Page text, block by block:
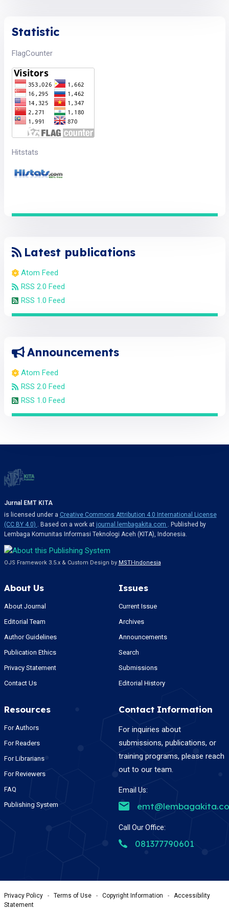
Statistic
FlagCounter
Hitstats
Latest publications
Atom Feed
RSS 2.0 Feed
RSS 1.0 Feed
Announcements
Atom Feed
RSS 2.0 Feed
RSS 1.0 Feed
Jurnal EMT KITA
is licensed under a Creative Commons Attribution 4.0 International License
(CC BY 4.0) . Based on a work at journal.lembagakita.com . Published by
Lembaga Komunitas Informasi Teknologi Aceh (KITA), Indonesia.
OJS Framework 3.5.x & Custom Design by MSTI-Indonesia
About Us
About Journal
Editorial Team
Author Guidelines
Publication Ethics
Privacy Statement
Contact Us
Issues
Current Issue
Archives
Announcements
Search
Submissions
Editorial History
Resources
For Authors
For Readers
For Librarians
For Reviewers
FAQ
Publishing System
Contact Information
For inquiries about
submissions, publications, or
training programs, please reach
out to our team.
Email Us:
Call Our Office:
081377790601
Privacy Policy - Terms of Use - Copyright Information -
Accessibility
Statement